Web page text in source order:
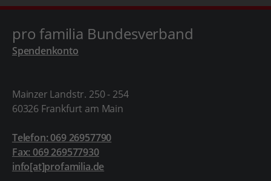
pro familia Bundesverband
Spendenkonto
Mainzer Landstr. 250 - 254
60326 Frankfurt am Main
Telefon: 069 26957790
Fax: 069 269577930
info[at]profamilia.de